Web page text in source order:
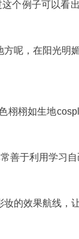
个例子可以看
呢，在阳光明媚
栩栩如生地
善于利用学习自
的效果航线，